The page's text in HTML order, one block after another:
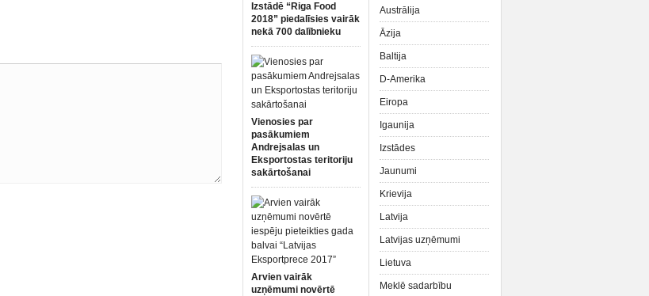
Izstādē “Riga Food
2018” piedalīsies vairāk
nekā 700 dalībnieku
Vienosies par
pasākumiem
Andrejsalas un
Eksportostas teritoriju
sakārtošanai
Arvien vairāk
uzņēmumi novērtē
Austrālija
Āzija
Baltija
D-Amerika
Eiropa
Igaunija
Izstādes
Jaunumi
Krievija
Latvija
Latvijas uzņēmumi
Lietuva
Meklē sadarbību